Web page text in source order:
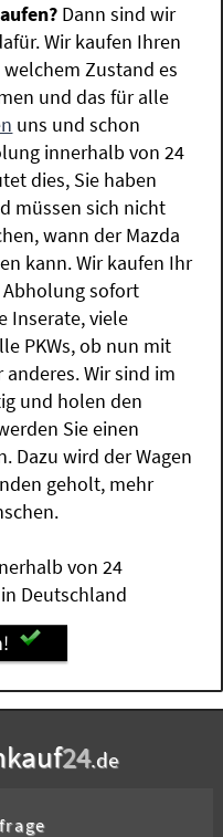
Dann sind wir
Wir kaufen Ihren
Zustand es
und das für alle
uns und schon
innerhalb von 24
dies, Sie haben
müssen sich nicht
wann der Mazda
kann. Wir kaufen Ihr
sofort
Inserate, viele
PKWs, ob nun mit
Wir sind im
und holen den
Sie einen
Dazu wird der Wagen
geholt, mehr
von 24
Deutschland
24.de